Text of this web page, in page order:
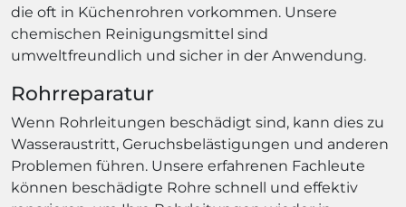
die oft in Küchenrohren vorkommen. Unsere
chemischen Reinigungsmittel sind
umweltfreundlich und sicher in der Anwendung.
Rohrreparatur
Wenn Rohrleitungen beschädigt sind, kann dies zu
Wasseraustritt, Geruchsbelästigungen und anderen
Problemen führen. Unsere erfahrenen Fachleute
können beschädigte Rohre schnell und effektiv